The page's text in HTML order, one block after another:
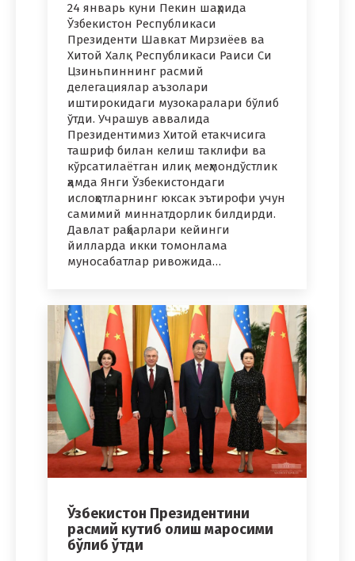
24 январь куни Пекин шаҳрида
Ўзбекистон Республикаси
Президенти Шавкат Мирзиёев ва
Хитой Халқ Республикаси Раиси Си
Цзиньпиннинг расмий
делегациялар аъзолари
иштирокидаги музокаралари бўлиб
ўтди. Учрашув аввалида
Президентимиз Хитой етакчисига
ташриф билан келиш таклифи ва
кўрсатилаётган илиқ меҳмондўстлик
ҳамда Янги Ўзбекистондаги
ислоҳотларнинг юксак эътирофи учун
самимий миннатдорлик билдирди.
Давлат раҳбарлари кейинги
йилларда икки томонлама
муносабатлар ривожида…
Ўзбекистон Президентини
расмий кутиб олиш маросими
бўлиб ўтди